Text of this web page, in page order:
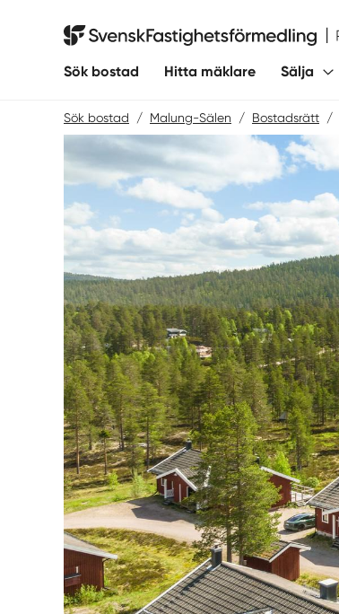
Svensk Fastighetsförmedling
Sök bostad Hitta mäklare Sälja
Sök bostad / Malung-Sälen / Bostadsrätt /